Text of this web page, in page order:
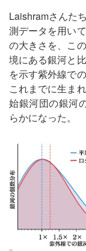
Laishramさんた
測データを用い
の大きさを、こ
境にある銀河と
を示す紫外線で
これまでに生ま
始銀河団の銀河
らかになった。